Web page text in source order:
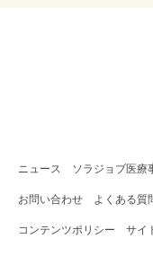
ニュース ソラジョブ医療
お問い合わせ よくある質
コンテンツポリシー サイ